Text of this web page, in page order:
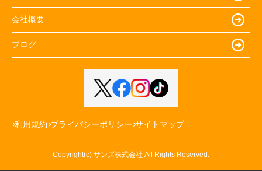
会社概要
ブログ
利用規約 プライバシーポリシー サイトマップ
Copyright(c) サンズ株式会社 All Rights Reserved.